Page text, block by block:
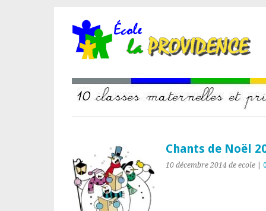
Chants de Noël
10 décembre 2014 de ecole|